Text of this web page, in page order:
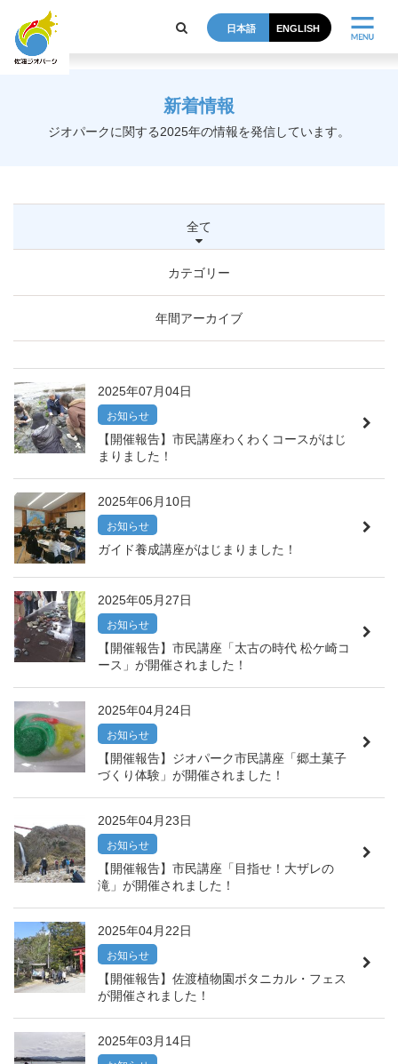
日本語 ENGLISH
新着情報
ジオパークに関する2025年の情報を発信しています。
全て
カテゴリー
年間アーカイブ
2025年07月04日
お知らせ
【開催報告】市民講座わくわくコースがはじ
まりました！
2025年06月10日
お知らせ
ガイド養成講座がはじまりました！
2025年05月27日
お知らせ
【開催報告】市民講座「太古の時代 松ケ崎コ
ース」が開催されました！
2025年04月24日
お知らせ
【開催報告】ジオパーク市民講座「郷土菓子
づくり体験」が開催されました！
2025年04月23日
お知らせ
【開催報告】市民講座「目指せ！大ザレの
滝」が開催されました！
2025年04月22日
お知らせ
【開催報告】佐渡植物園ボタニカル・フェス
が開催されました！
2025年03月14日